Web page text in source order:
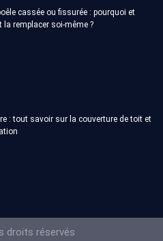
cassée ou fissurée : pourquoi et
la remplacer soi-même ?
: tout savoir sur la couverture de toit et
droits réservés